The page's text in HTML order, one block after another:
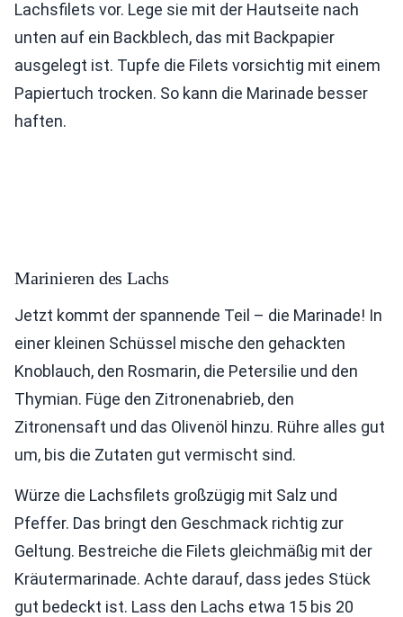
Lachsfilets vor. Lege sie mit der Hautseite nach
unten auf ein Backblech, das mit Backpapier
ausgelegt ist. Tupfe die Filets vorsichtig mit einem
Papiertuch trocken. So kann die Marinade besser
haften.
Marinieren des Lachs
Jetzt kommt der spannende Teil – die Marinade! In
einer kleinen Schüssel mische den gehackten
Knoblauch, den Rosmarin, die Petersilie und den
Thymian. Füge den Zitronenabrieb, den
Zitronensaft und das Olivenöl hinzu. Rühre alles gut
um, bis die Zutaten gut vermischt sind.
Würze die Lachsfilets großzügig mit Salz und
Pfeffer. Das bringt den Geschmack richtig zur
Geltung. Bestreiche die Filets gleichmäßig mit der
Kräutermarinade. Achte darauf, dass jedes Stück
gut bedeckt ist. Lass den Lachs etwa 15 bis 20